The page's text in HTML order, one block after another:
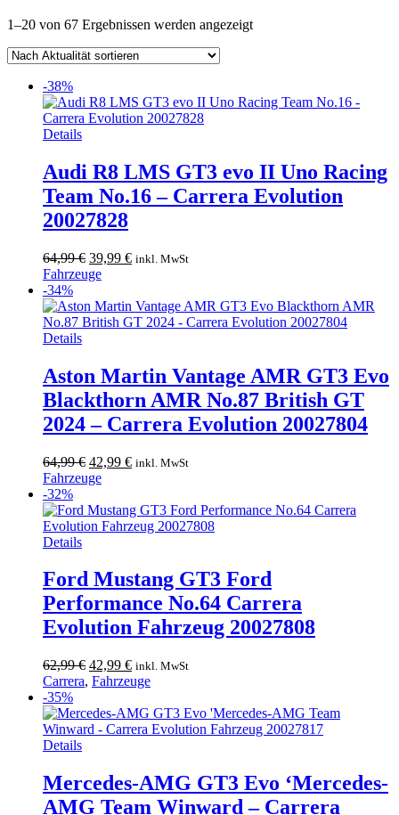
1–20 von 67 Ergebnissen werden angezeigtNach
-38%
Details
Audi R8 LMS GT3 evo II Uno Racing
Team No.16 – Carrera Evolution
20027828
64,99€ Ursprünglicher
Preis
64,99 €
39,99 €Aktueller
39,99 €.
inkl. MwSt
Fahrzeuge
-34%
Details
Aston Martin Vantage AMR GT3 Evo
Blackthorn AMR No.87 British GT
2024 – Carrera Evolution 20027804
64,99€ Ursprünglicher
Preis
64,99 €
42,99 €Aktueller
42,99 €.
inkl. MwSt
Fahrzeuge
-32%
Details
Ford Mustang GT3 Ford
Performance No.64 Carrera
Evolution Fahrzeug 20027808
62,99€ Ursprünglicher
Preis
62,99 €
42,99 €Aktueller
Preis
42,99 €.
inkl. MwSt
Carrera, Fahrzeuge
-35%
Details
Mercedes-AMG GT3 Evo ‘Mercedes-
AMG Team Winward – Carrera